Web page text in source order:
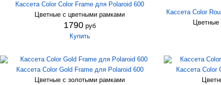
Кассета Color Color Frame для Polaroid 600
Цветные с цветными рамками
1790 руб
Купить
Кассета Color
Цветные
Кассета Color Gold Frame для Polaroid 600
Цветные с золотыми рамками
Кассета Color